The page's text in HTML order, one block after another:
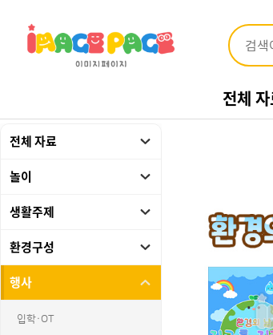
전체
전체 자료
놀이
생활주제
환경구성
행사
입학·OT